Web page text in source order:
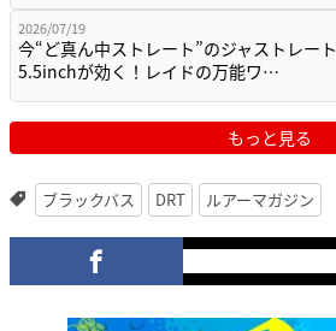
2026/07/19
今“ど真ん中ストレート”のジャストレート
5.5inchが効く！レイドの万能ワ…
もっと見る
ブラックバス DRT ルアーマガジン